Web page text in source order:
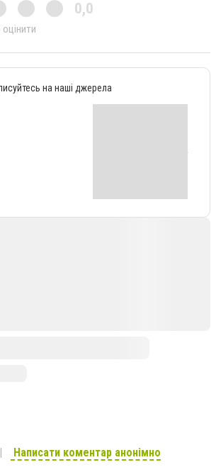
0,0
на наші джерела
Написати коментар анонімно